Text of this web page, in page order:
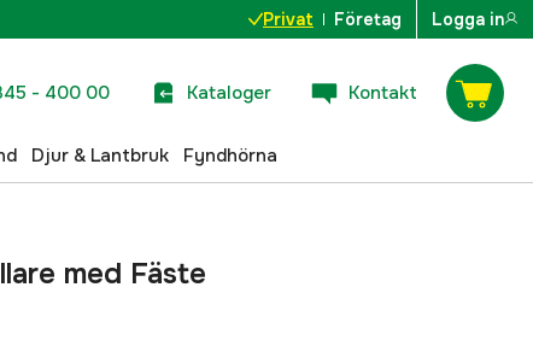
Privat Företag Logga in
- 400 00 Kataloger Kontakt
Djur & Lantbruk Fyndhörna
med Fäste